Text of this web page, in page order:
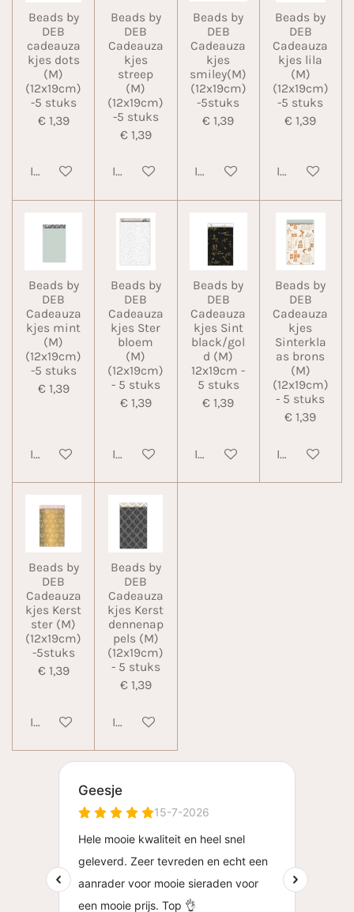
Beads by
DEB
cadeauza
kjes dots
(M)
(12x19cm)
-5 stuks
€ 1,39
In winkelwagen
Beads by
DEB
Cadeauza
kjes
streep
(M)
(12x19cm)
-5 stuks
€ 1,39
In winkelwagen
Beads by
DEB
Cadeauza
kjes
smiley(M)
(12x19cm)
-5stuks
€ 1,39
In winkelwagen
Beads by
DEB
Cadeauza
kjes lila
(M)
(12x19cm)
-5 stuks
€ 1,39
In
Beads by
DEB
Cadeauza
kjes mint
(M)
(12x19cm)
-5 stuks
€ 1,39
In winkelwagen
Beads by
DEB
Cadeauza
kjes Ster
bloem
(M)
(12x19cm)
- 5 stuks
€ 1,39
In winkelwagen
Beads by
DEB
Cadeauza
kjes Sint
black/gol
d (M)
12x19cm -
5 stuks
€ 1,39
In winkelwagen
Beads by
DEB
Cadeauza
kjes
Sinterkla
as brons
(M)
(12x19cm)
- 5 stuks
€ 1,39
In
Beads by
DEB
Cadeauza
kjes Kerst
ster (M)
(12x19cm)
-5stuks
€ 1,39
In winkelwagen
Beads by
DEB
Cadeauza
kjes Kerst
dennenap
pels (M)
(12x19cm)
- 5 stuks
€ 1,39
In winkelwagen